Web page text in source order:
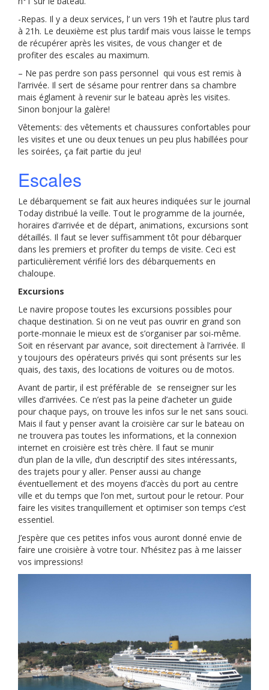
-Repas. Il y a deux services, l’ un vers 19h et l’autre plus tard
à 21h. Le deuxième est plus tardif mais vous laisse le temps
de récupérer après les visites, de vous changer et de
profiter des escales au maximum.
– Ne pas perdre son pass personnel qui vous est remis à
l’arrivée. Il sert de sésame pour rentrer dans sa chambre
mais églament à revenir sur le bateau après les visites.
Sinon bonjour la galère!
Vêtements: des vêtements et chaussures confortables pour
les visites et une ou deux tenues un peu plus habillées pour
les soirées, ça fait partie du jeu!
Escales
Le débarquement se fait aux heures indiquées sur le journal
Today distribué la veille. Tout le programme de la journée,
horaires d’arrivée et de départ, animations, excursions sont
détaillés. Il faut se lever suffisamment tôt pour débarquer
dans les premiers et profiter du temps de visite. Ceci est
particulièrement vérifié lors des débarquements en
chaloupe.
Excursions
Le navire propose toutes les excursions possibles pour
chaque destination. Si on ne veut pas ouvrir en grand son
porte-monnaie le mieux est de s’organiser par soi-même.
Soit en réservant par avance, soit directement à l’arrivée. Il
y toujours des opérateurs privés qui sont présents sur les
quais, des taxis, des locations de voitures ou de motos.
Avant de partir, il est préférable de se renseigner sur les
villes d’arrivées. Ce n’est pas la peine d’acheter un guide
pour chaque pays, on trouve les infos sur le net sans souci.
Mais il faut y penser avant la croisière car sur le bateau on
ne trouvera pas toutes les informations, et la connexion
internet en croisière est très chère. Il faut se munir
d’un plan de la ville, d’un descriptif des sites intéressants,
des trajets pour y aller. Penser aussi au change
éventuellement et des moyens d’accès du port au centre
ville et du temps que l’on met, surtout pour le retour. Pour
faire les visites tranquillement et optimiser son temps c’est
essentiel.
J’espère que ces petites infos vous auront donné envie de
faire une croisière à votre tour. N’hésitez pas à me laisser
vos impressions!